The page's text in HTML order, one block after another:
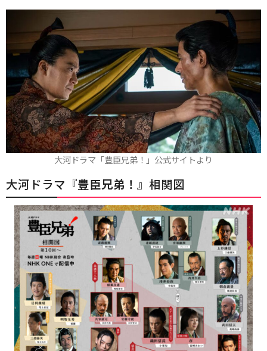
大河ドラマ「豊臣兄弟！」公式サイトより
大河ドラマ『豊臣兄弟！ 』相関図